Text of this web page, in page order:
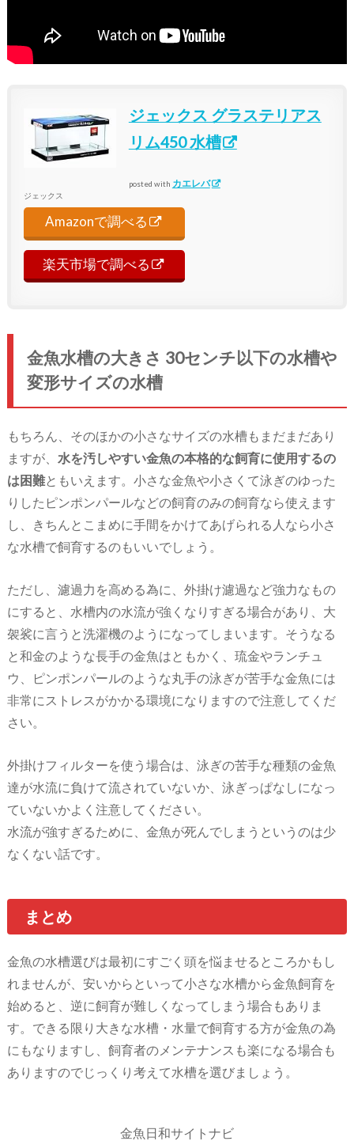
ジェックス グラステリアス
リム450 水槽
posted with カエレバ
ジェックス
Amazonで調べる
楽天市場で調べる
金魚水槽の大きさ 30センチ以下の水槽や
変形サイズの水槽
もちろん、そのほかの小さなサイズの水槽もまだまだあり
ますが、 水を汚しやすい金魚の本格的な飼育に使用するの
は困難ともいえます。小さな金魚や小さくて泳ぎのゆった
りしたピンポンパールなどの飼育のみの飼育なら使えます
し、きちんとこまめに手間をかけてあげられる人なら小さ
な水槽で飼育するのもいいでしょう。
ただし、濾過力を高める為に、外掛け濾過など強力なもの
にすると、水槽内の水流が強くなりすぎる場合があり、大
袈裟に言うと洗濯機のようになってしまいます。そうなる
と和金のような長手の金魚はともかく、琉金やランチュ
ウ、ピンポンパールのような丸手の泳ぎが苦手な金魚には
非常にストレスがかかる環境になりますので注意してくだ
さい。
外掛けフィルターを使う場合は、泳ぎの苦手な種類の金魚
達が水流に負けて流されていないか、泳ぎっぱなしになっ
ていないかよく注意してください。
水流が強すぎるために、金魚が死んでしまうというのは少
なくない話です。
まとめ
金魚の水槽選びは最初にすごく頭を悩ませるところかもし
れませんが、安いからといって小さな水槽から金魚飼育を
始めると、逆に飼育が難しくなってしまう場合もありま
す。できる限り大きな水槽・水量で飼育する方が金魚の為
にもなりますし、飼育者のメンテナンスも楽になる場合も
ありますのでじっくり考えて水槽を選びましょう。
金魚日和サイトナビ